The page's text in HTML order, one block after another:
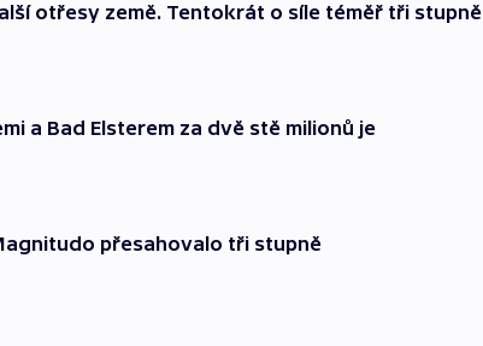
otřesy země. Tentokrát o síle téměř tři stupně
a Bad Elsterem za dvě stě milionů je
přesahovalo tři stupně